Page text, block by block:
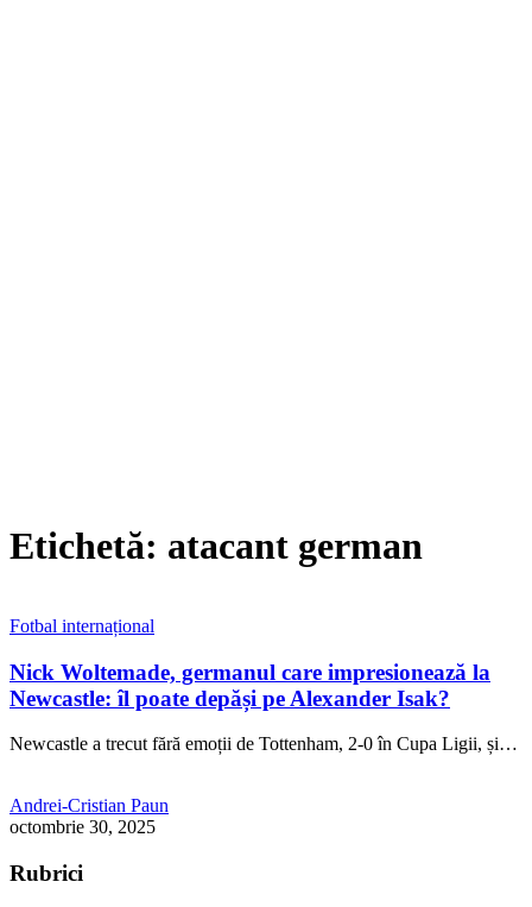
Etichetă: atacant german
Fotbal internațional
Nick Woltemade, germanul care impresionează la
Newcastle: îl poate depăși pe Alexander Isak?
Newcastle a trecut fără emoții de Tottenham, 2-0 în Cupa Ligii, și…
Andrei-Cristian Paun
octombrie 30, 2025
Rubrici